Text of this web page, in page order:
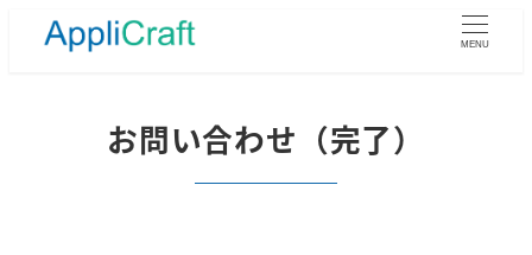
MENU
お問い合わせ（完了）